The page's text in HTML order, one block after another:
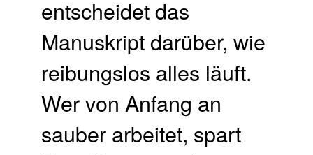
entscheidet das
Manuskript darüber, wie
reibungslos alles läuft.
Wer von Anfang an
sauber arbeitet, spart